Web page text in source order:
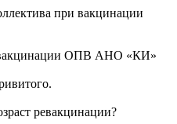
при вакцинации
вакцинации ОПВ АНО «КИ»
ревакцинации?